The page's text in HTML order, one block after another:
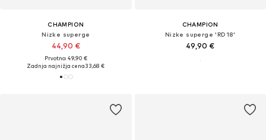
CHAMPION
Nizke superge
44,90 €
Prvotno: 49,90 €
Zadnja najnižja cena33,68 €
CHAMPION
Nizke superge 'RD18'
49,90 €